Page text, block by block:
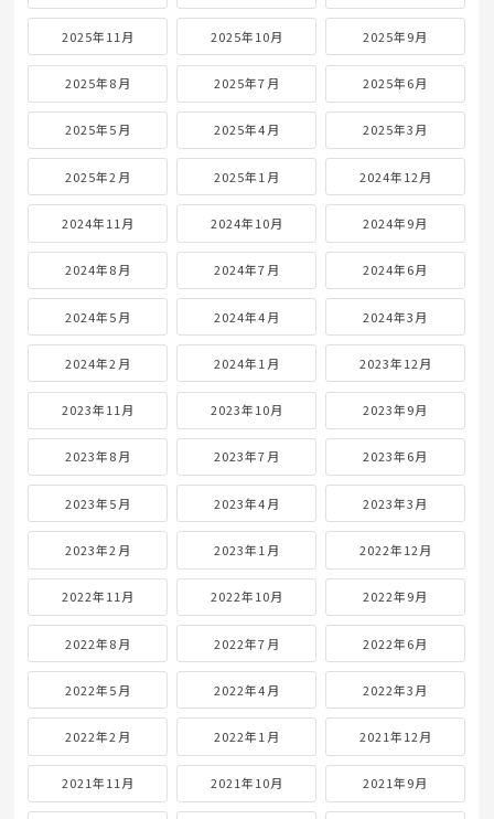
2025年11月 2025年10月 2025年9月
2025年8月 2025年7月 2025年6月
2025年5月 2025年4月 2025年3月
2025年2月 2025年1月 2024年12月
2024年11月 2024年10月 2024年9月
2024年8月 2024年7月 2024年6月
2024年5月 2024年4月 2024年3月
2024年2月 2024年1月 2023年12月
2023年11月 2023年10月 2023年9月
2023年8月 2023年7月 2023年6月
2023年5月 2023年4月 2023年3月
2023年2月 2023年1月 2022年12月
2022年11月 2022年10月 2022年9月
2022年8月 2022年7月 2022年6月
2022年5月 2022年4月 2022年3月
2022年2月 2022年1月 2021年12月
2021年11月 2021年10月 2021年9月